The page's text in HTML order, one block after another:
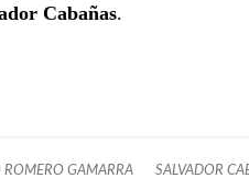
Cabañas.
ROMERO GAMARRA SALVADOR